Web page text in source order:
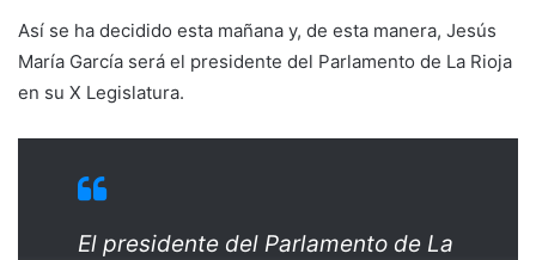
Así se ha decidido esta mañana y, de esta manera, Jesús
María García será el presidente del Parlamento de La Rioja
en su X Legislatura.
El presidente del Parlamento de La